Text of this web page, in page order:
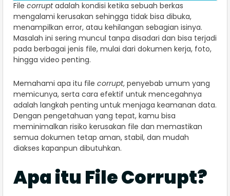
File corruptadalah kondisi ketika sebuah berkas
mengalami kerusakan sehingga tidak bisa dibuka,
menampilkan error, atau kehilangan sebagian isinya.
Masalah ini sering muncul tanpa disadari dan bisa terjadi
pada berbagai jenis file, mulai dari dokumen kerja, foto,
hingga video penting.
Memahami apa itu file corrupt, penyebab umum yang
memicunya, serta cara efektif untuk mencegahnya
adalah langkah penting untuk menjaga keamanan data.
Dengan pengetahuan yang tepat, kamu bisa
meminimalkan risiko kerusakan file dan memastikan
semua dokumen tetap aman, stabil, dan mudah
diakses kapanpun dibutuhkan.
Apa itu File Corrupt?